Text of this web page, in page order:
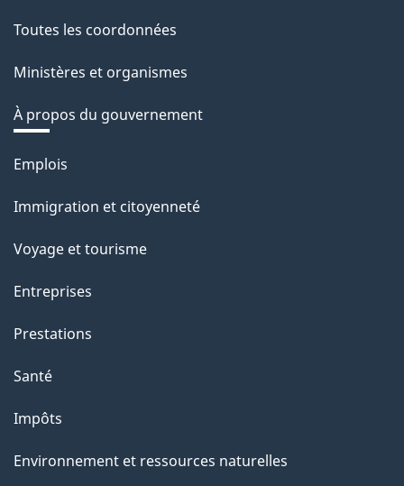
Toutes les coordonnées
Ministères et organismes
À propos du gouvernement
Thèmes
sujets
Emplois
Immigration et citoyenneté
Voyage et tourisme
Entreprises
Prestations
Santé
Impôts
Environnement et ressources naturelles